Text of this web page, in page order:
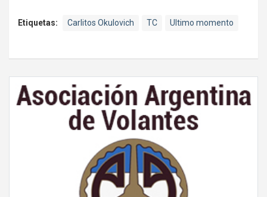
Etiquetas: Carlitos Okulovich TC Ultimo momento